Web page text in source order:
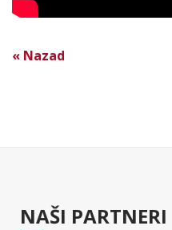
« Nazad
NAŠI PARTNERI